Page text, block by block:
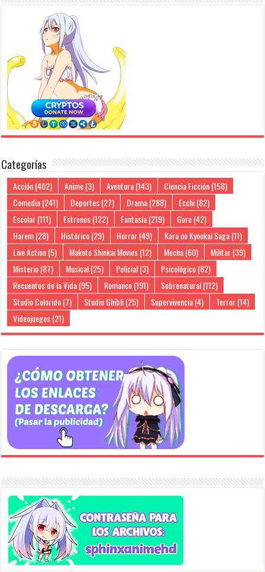
Categorías
Acción(402) Anime(3) Aventura(143) Ciencia Ficción(158)
Comedia(241) Deportes(27) Drama(288) Ecchi(82)
Escolar(111) Estrenos(122) Fantasía(219) Gore(42)
Harem(28) Histórico(29) Horror(49) Kara no Kyoukai Saga(11)
Live Action(5) Makoto Shinkai Movies(12) Mecha(60) Militar(39)
Misterio(87) Musical(25) Policial(3) Psicológico(82)
Recuentos de la Vida(95) Romance(191) Sobrenatural(112)
Studio Colorido(7) Studio Ghibli(25) Supervivencia(4) Terror(14)
Videojuegos(21)